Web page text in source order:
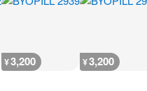
¥3,200 ¥3,200